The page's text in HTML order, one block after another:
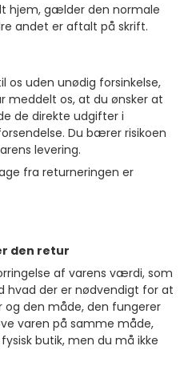
hjem, gælder den normale
andet er aftalt på skrift.
os uden unødig forsinkelse,
meddelt os, at du ønsker at
de direkte udgifter i
Du bærer risikoen
levering.
fra returneringen er
den retur
af varens værdi, som
hvad der er nødvendigt for at
og den måde, den fungerer
varen på samme måde,
butik, men du må ikke